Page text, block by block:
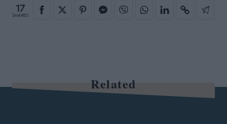
17
SHARES
Related